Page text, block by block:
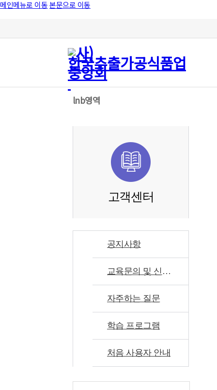
메인메뉴로 이동본문으로 이동
lnb영역
고객센터
공지사항
교육문의 및 신고센터
자주하는 질문
학습 프로그램
처음 사용자 안내